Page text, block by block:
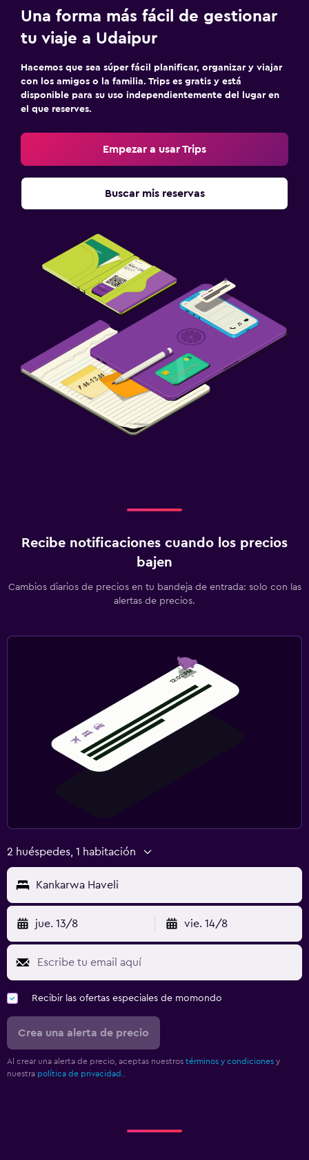
Perchero
Armario o clóset
Actividades
Bicicletas
Juegos de mesa/rompecabezas
Clases de cocina
Traslado al aeropuerto (con cargos)
Sistema de entretenimiento
Sala de estar/TV compartida
Zona de trabajo
Fax/fotocopiadora
Una forma más fácil de gestionar
tu viaje a Udaipur
Hacemos que sea súper fácil planificar, organizar y viajar
con los amigos o la familia. Trips es gratis y está
disponible para su uso independientemente del lugar en
el que reserves.
Empezar a usar Trips
Buscar mis reservas
Recibe notificaciones cuando los precios
bajen
Cambios diarios de precios en tu bandeja de entrada: solo con las
alertas de precios.
2 huéspedes, 1 habitación
Kankarwa Haveli
jue. 13/8 vie. 14/8
Recibir las ofertas especiales de momondo
Crea una alerta de precio
Al crear una alerta de precio, aceptas nuestros términos y condiciones y
nuestra política de privacidad.